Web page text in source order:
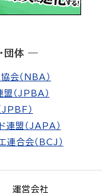
団体 ―
会（NBA）
盟（JPBA）
JPBF）
連盟（JAPA）
連合会（BCJ）
運営会社